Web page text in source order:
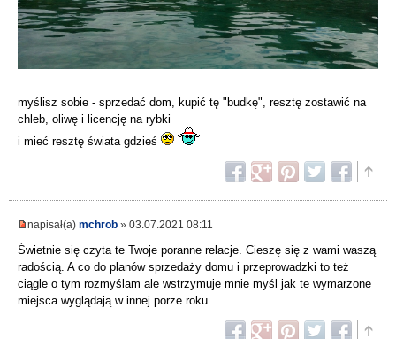
myślisz sobie - sprzedać dom, kupić tę "budkę", resztę zostawić na
chleb, oliwę i licencję na rybki
i mieć resztę świata gdzieś
napisał(a) mchrob » 03.07.2021 08:11
Świetnie się czyta te Twoje poranne relacje. Cieszę się z wami waszą
radością. A co do planów sprzedaży domu i przeprowadzki to też
ciągle o tym rozmyślam ale wstrzymuje mnie myśl jak te wymarzone
miejsca wyglądają w innej porze roku.